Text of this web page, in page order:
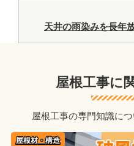
天井の雨染みを長年
屋根工事に
屋根工事の専門知識に
屋根材・構造